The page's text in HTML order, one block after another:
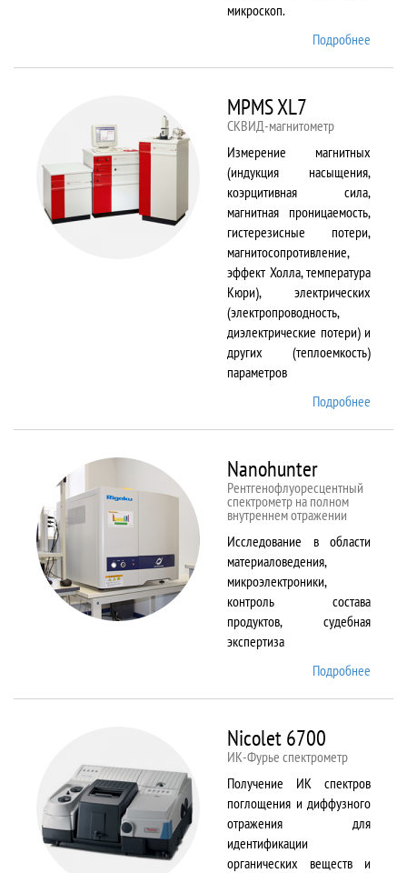
микроскоп.
Подробнее
MPMS XL7
СКВИД-магнитометр
Измерение магнитных
(индукция насыщения,
коэрцитивная сила,
магнитная проницаемость,
гистерезисные потери,
магнитосопротивление,
эффект Холла, температура
Кюри), электрических
(электропроводность,
диэлектрические потери) и
других (теплоемкость)
параметров
Подробнее
Nanohunter
Рентгенофлуоресцентный
спектрометр на полном
внутреннем отражении
Исследование в области
материаловедения,
микроэлектроники,
контроль состава
продуктов, судебная
экспертиза
Подробнее
Nicolet 6700
ИК-Фурье спектрометр
Получение ИК спектров
поглощения и диффузного
отражения для
идентификации
органических веществ и